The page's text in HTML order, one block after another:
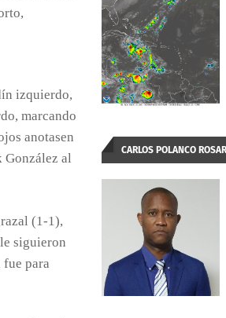
izquierdo,
marcando
anotasen
González al
(1-1),
siguieron
para
CARLOS POLANCO
AUTORIZADA